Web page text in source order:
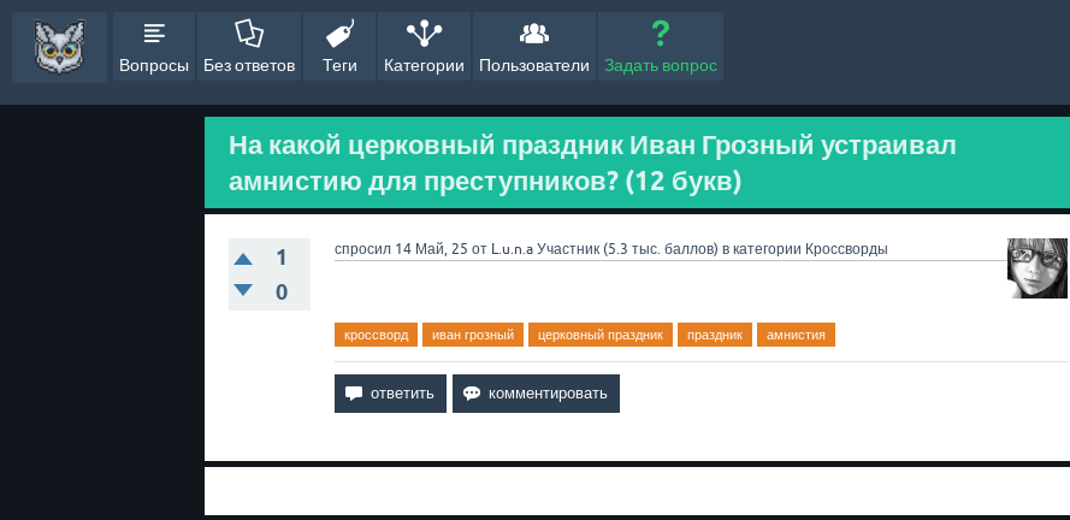
Вопросы Без ответов Теги Категории Пользователи Задать вопрос
На какой церковный праздник Иван Грозный устраивал
амнистию для преступников? (12 букв)
1
0
спросил 14 Май, 25 от L.u.n.a Участник (5.3 тыс. баллов) в категории Кроссворды
кроссворд иван грозный церковный праздник праздник амнистия